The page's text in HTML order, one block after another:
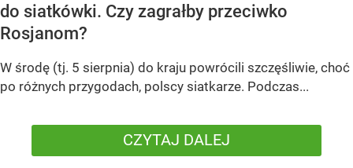
do siatkówki. Czy zagrałby przeciwko
Rosjanom?
W środę (tj. 5 sierpnia) do kraju powrócili szczęśliwie, choć
po różnych przygodach, polscy siatkarze. Podczas...
CZYTAJ DALEJ